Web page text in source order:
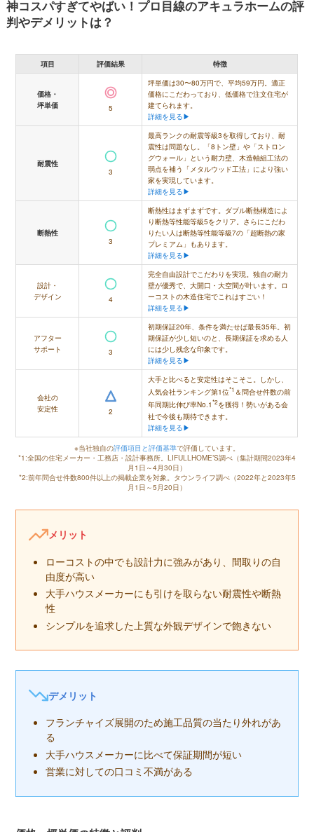
神コスパすぎてやばい！プロ目線のアキュラホームの評
判やデメリットは？
項目 評価結果 特徴
価格・
坪単価
5
坪単価は30〜80万円で、平均59万円。適正
価格にこだわっており、低価格で注文住宅が
建てられます。
詳細を見る▶
耐震性
3
最高ランクの耐震等級3を取得しており、耐
震性は問題なし。「8トン壁」や「ストロン
グウォール」という耐力壁、木造軸組工法の
弱点を補う「メタルウッド工法」により強い
家を実現しています。
詳細を見る▶
断熱性
3
断熱性はまずまずです。ダブル断熱構造によ
り断熱等性能等級5をクリア。さらにこだわ
りたい人は断熱等性能等級7の「超断熱の家
プレミアム」もあります。
詳細を見る▶
設計・
デザイン
4
完全自由設計でこだわりを実現。独自の耐力
壁が優秀で、大開口・大空間が叶います。ロ
ーコストの木造住宅でこれはすごい！
詳細を見る▶
アフター
サポート
3
初期保証20年、条件を満たせば最長35年。初
期保証が少し短いのと、長期保証を求める人
には少し残念な印象です。
詳細を見る▶
会社の
安定性
2
大手と比べると安定性はそこそこ。しかし、
人気会社ランキング第1位*1 ＆問合せ件数の前
年同期比伸び率No.1*2を獲得！勢いがある会
社で今後も期待できます。
詳細を見る▶
※当社独自の評価項目と評価基準で評価しています。
*1:全国の住宅メーカー・工務店・設計事務所。LIFULLHOME’S調べ（集計期間2023年4
月1日～4月30日）
*2:前年問合せ件数800件以上の掲載企業を対象。タウンライフ調べ（2022年と2023年5
月1日～5月20日）
メリット
ローコストの中でも設計力に強みがあり、間取りの自
由度が高い
大手ハウスメーカーにも引けを取らない耐震性や断熱
性
シンプルを追求した上質な外観デザインで飽きない
デメリット
フランチャイズ展開のため施工品質の当たり外れがあ
る
大手ハウスメーカーに比べて保証期間が短い
営業に対しての口コミ不満がある